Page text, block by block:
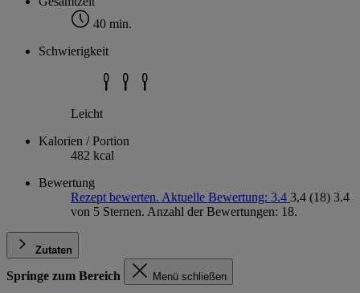
40 min.
Schwierigkeit
Leicht
Kalorien / Portion
482 kcal
Bewertung
Rezept bewerten. Aktuelle Bewertung: 3.4 3,4 (18) 3.4
von 5 Sternen. Anzahl der Bewertungen: 18.
Zutaten
Springe zum Bereich Menü schließen